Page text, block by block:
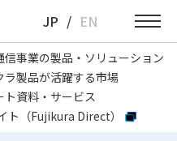
JP / EN
信事業の製品・ソリューション
ラ製品が活躍する市場
ト資料・サービス
ト（Fujikura Direct）